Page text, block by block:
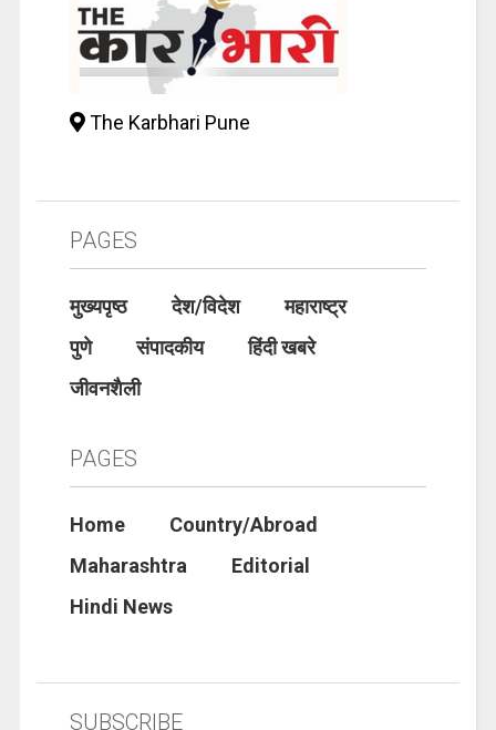
The Karbhari Pune
PAGES
मुख्यपृष्ठ देश/विदेश
महाराष्ट्र
पुणे
संपादकीय
हिंदी खबरे
जीवनशैली
PAGES
Home
Country/Abroad
Maharashtra
Editorial
Hindi News
SUBSCRIBE